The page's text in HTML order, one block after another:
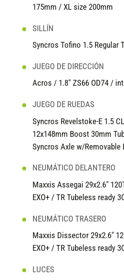
175mm / XL size 200mm
SILLÍN
Syncros Tofino 1.5 Regular
JUEGO DE DIRECCIÓN
Acros / 1.8" ZS66 OD74 /
JUEGO DE RUEDAS
Syncros Revelstoke-E 1.5
12x148mm Boost 30mm
Syncros Axle w/Removable
NEUMÁTICO DELANTERO
Maxxis Assegai 29x2.6"
EXO+ / TR Tubeless ready
NEUMÁTICO TRASERO
Maxxis Dissector 29x2.6"
EXO+ / TR Tubeless ready
LUCES